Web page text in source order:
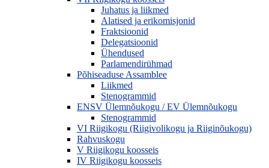
Juhatus ja liikmed
Alatised ja erikomisjonid
Fraktsioonid
Delegatsioonid
Ühendused
Parlamendirühmad
Põhiseaduse Assamblee
Liikmed
Stenogrammid
ENSV Ülemnõukogu / EV Ülemnõukogu
Stenogrammid
VI Riigikogu (Riigivolikogu ja Riiginõukogu)
Rahvuskogu
V Riigikogu koosseis
IV Riigikogu koosseis